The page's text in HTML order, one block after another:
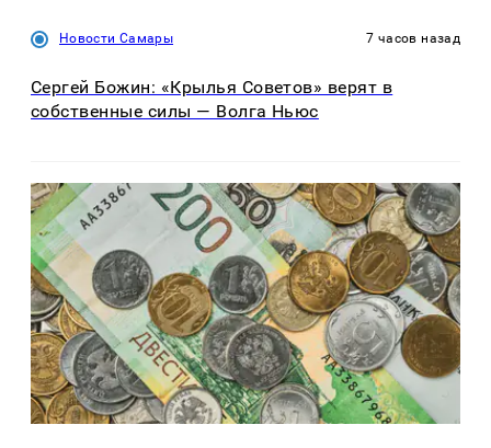
Новости Самары 7 часов назад
Сергей Божин: «Крылья Советов» верят в
собственные силы — Волга Ньюс